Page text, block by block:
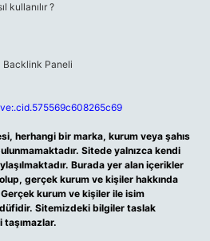
kullanılır ?
herhangi bir marka, kurum veya şahıs
Sitede yalnızca kendi
Burada yer alan içerikler
gerçek kurum ve kişiler hakkında
kurum ve kişiler ile isim
Sitemizdeki bilgiler taslak